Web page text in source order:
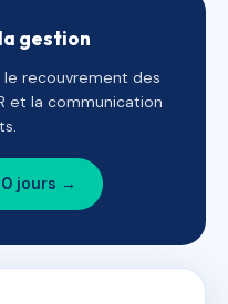
gestion
le recouvrement des
et la communication
jours →